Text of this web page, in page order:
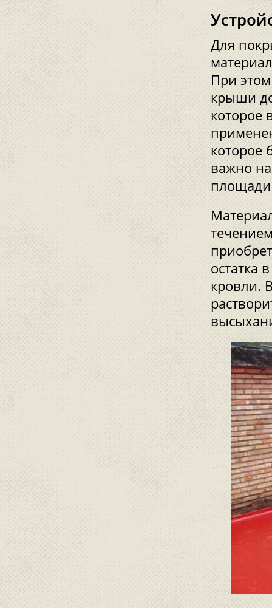
Для
При
крыши
которое
которое
важно
остатка
кровли.